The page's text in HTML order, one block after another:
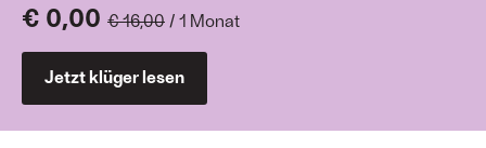
€ 0,00 € 16,00 / 1 Monat
Jetzt klüger lesen